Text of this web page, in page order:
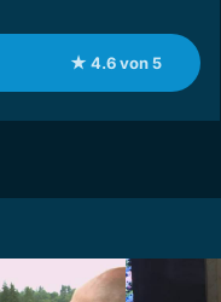
★ 4.6 von 5